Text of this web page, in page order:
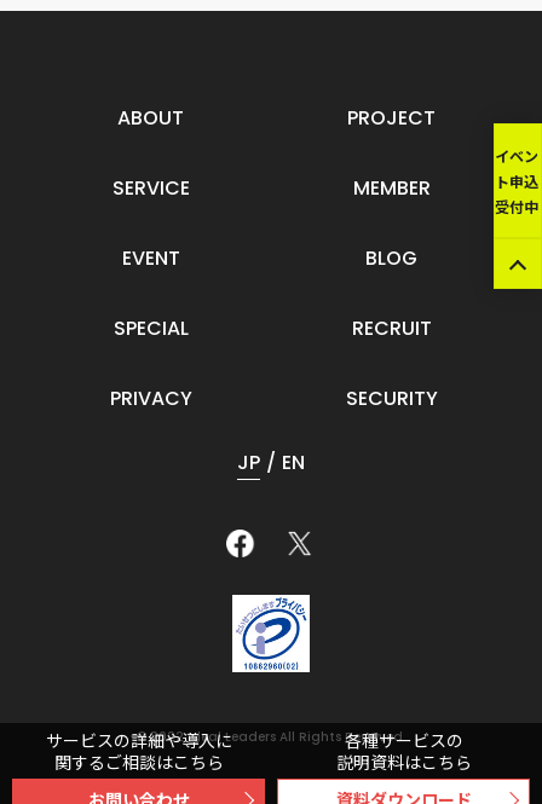
イベン
ト申込
受付中
ABOUT PROJECT
SERVICE MEMBER
EVENT BLOG
SPECIAL RECRUIT
PRIVACY SECURITY
JP EN
© 2022 Ideal Leaders All Rights Reserved.
サービスの詳細や導入に
関するご相談はこちら
お問い合わせ
各種サービスの
説明資料はこちら
資料ダウンロード